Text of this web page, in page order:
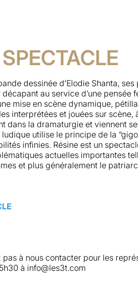
dessinée d’Elodie Shanta,
au service d’une pensée
mise en scène dynamique,
interprétées et jouées sur scène,
dans la dramaturgie et viennent
utilise le principe de la
infinies. Résine est un
actuelles importantes
et plus généralement le
à nous contacter pour les
à info@les3t.com